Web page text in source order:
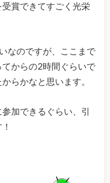
賞できてすごく光栄
なのですが、ここまで
からの2時間ぐらいで
らかなと思います。
加できるぐらい、引